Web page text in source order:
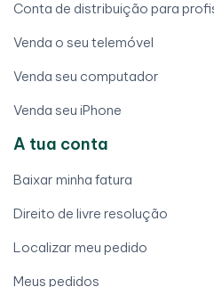
Conta de distribuição para
Venda o seu telemóvel
Venda seu computador
Venda seu iPhone
A tua conta
Baixar minha fatura
Direito de livre resolução
Localizar meu pedido
Meus pedidos